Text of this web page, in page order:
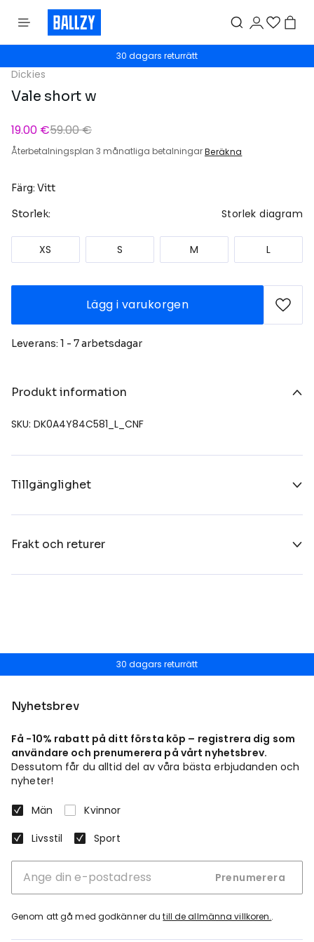
30 dagars returrätt
Dickies
Vale short w
19.00 €59.00 €
Återbetalningsplan 3 månatliga betalningarBeräkna
Färg: Vitt
Storlek: Storlek diagram
XS S M L
Lägg i varukorgen
Leverans: 1 - 7 arbetsdagar
Produkt information
SKU: DK0A4Y84C581_L_CNF
Tillgänglighet
Frakt och returer
30 dagars returrätt
Nyhetsbrev
Få -10% rabatt på ditt första köp – registrera dig som
användare och prenumerera på vårt nyhetsbrev.
Dessutom får du alltid del av våra bästa erbjudanden och
nyheter!
Män
Kvinnor
Livsstil
Sport
Prenumerera
Genom att gå med godkänner dutill de allmänna villkoren..